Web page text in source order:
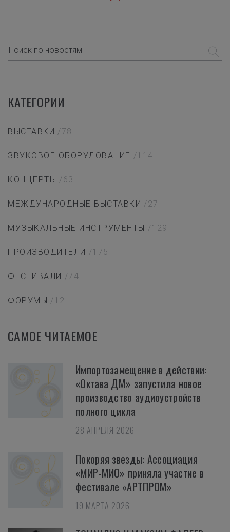
КАТЕГОРИИ
ВЫСТАВКИ /78
ЗВУКОВОЕ ОБОРУДОВАНИЕ /114
КОНЦЕРТЫ /63
МЕЖДУНАРОДНЫЕ ВЫСТАВКИ /27
МУЗЫКАЛЬНЫЕ ИНСТРУМЕНТЫ /129
ПРОИЗВОДИТЕЛИ /175
ФЕСТИВАЛИ /74
ФОРУМЫ /12
САМОЕ ЧИТАЕМОЕ
Импортозамещение в действии:
«Октава ДМ» запустила новое
производство аудиоустройств
полного цикла
28 АПРЕЛЯ 2026
Покоряя звезды: Ассоциация
«МИР-МИО» приняла участие в
фестивале «АРТПРОМ»
19 МАРТА 2026